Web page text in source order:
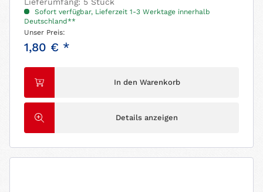
Sofort verfügbar, Lieferzeit 1-3 Werktage innerhalb
Deutschland**
Unser Preis:
1,80 € *
In den Warenkorb
Details anzeigen